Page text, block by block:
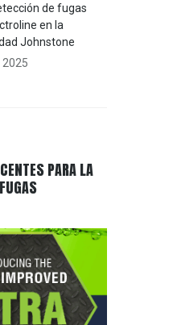
de fugas
en la
Johnstone
2025
PARA LA